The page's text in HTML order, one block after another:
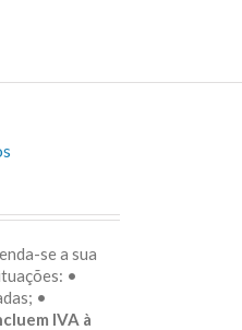
se a sua
•
•
IVA à